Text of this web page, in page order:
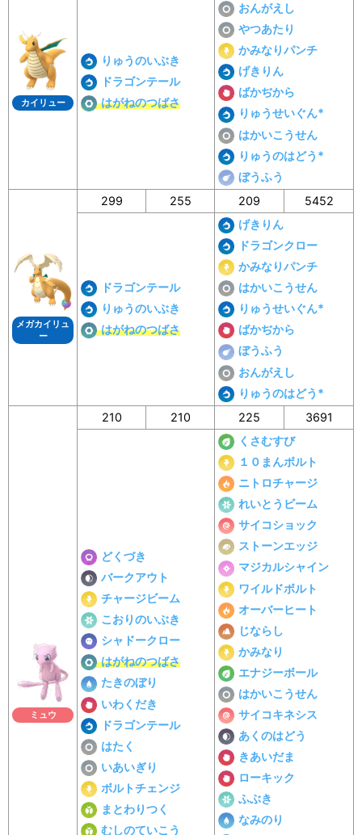
カイリュー
りゅうのいぶき
ドラゴンテール
はがねのつばさ
おんがえし
やつあたり
かみなりパンチ
げきりん
ばかぢから
りゅうせいぐん*
はかいこうせん
りゅうのはどう*
ぼうふう
メガカイリュ
ー
299 255 209 5452
ドラゴンテール
りゅうのいぶき
はがねのつばさ
げきりん
ドラゴンクロー
かみなりパンチ
はかいこうせん
りゅうせいぐん*
ばかぢから
ぼうふう
おんがえし
りゅうのはどう*
ミュウ
210 210 225 3691
どくづき
バークアウト
チャージビーム
こおりのいぶき
シャドークロー
はがねのつばさ
たきのぼり
いわくだき
ドラゴンテール
はたく
いあいぎり
ボルトチェンジ
まとわりつく
むしのていこう
くさむすび
１０まんボルト
ニトロチャージ
れいとうビーム
サイコショック
ストーンエッジ
マジカルシャイン
ワイルドボルト
オーバーヒート
じならし
かみなり
エナジーボール
はかいこうせん
サイコキネシス
あくのはどう
きあいだま
ローキック
ふぶき
なみのり